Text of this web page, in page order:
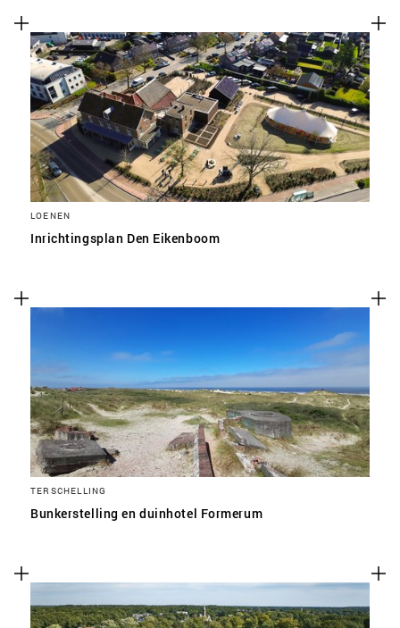
LOENEN
Inrichtingsplan Den Eikenboom
TERSCHELLING
Bunkerstelling en duinhotel Formerum